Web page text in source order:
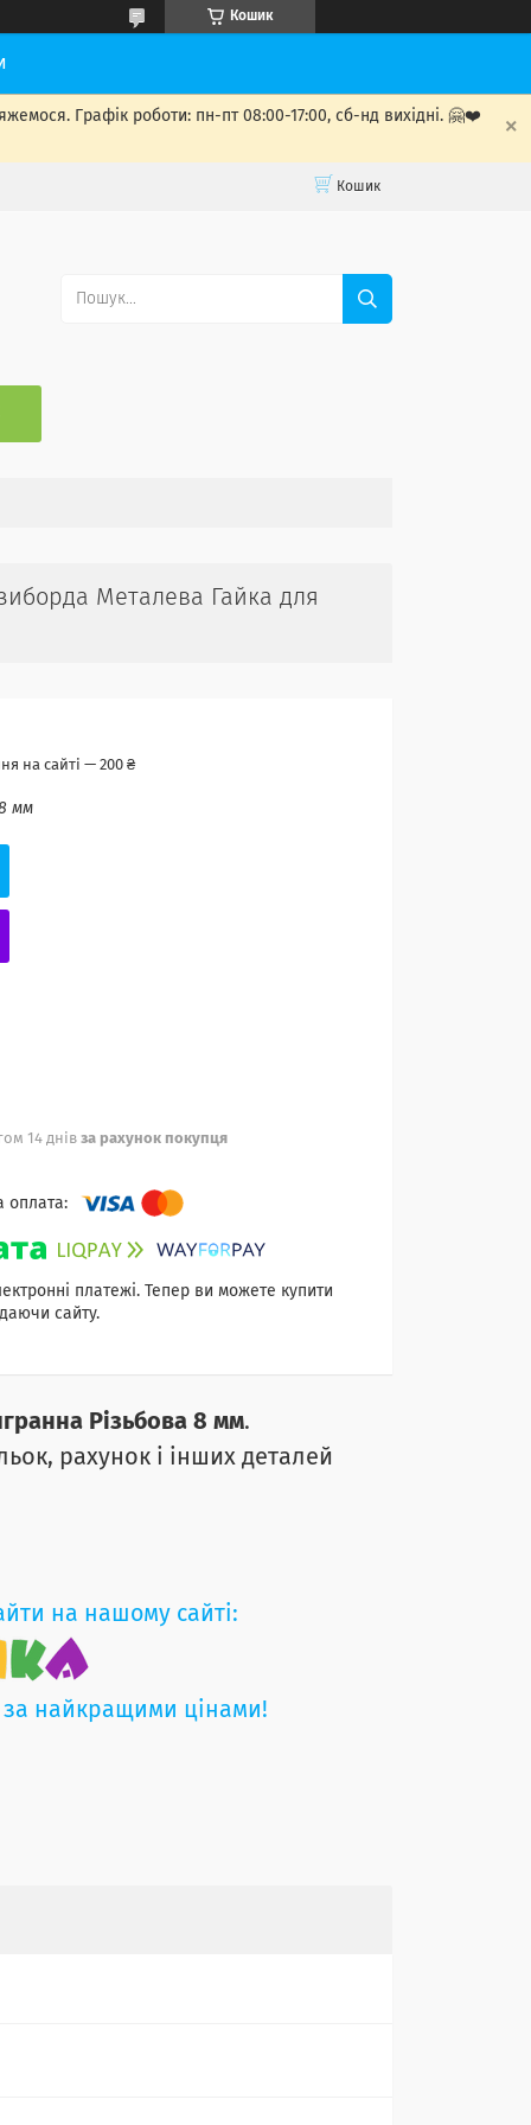
Кошик
Графік роботи: пн-пт 08:00-17:00, сб-нд вихідні. 🤗❤️
Кошик
Металева Гайка для
на сайті — 200 ₴
мм
14 днів за рахунок покупця
платежі. Тепер ви можете купити
сайту.
Різьбова 8 мм.
рахунок і інших деталей
на нашому сайті:
найкращими цінами!